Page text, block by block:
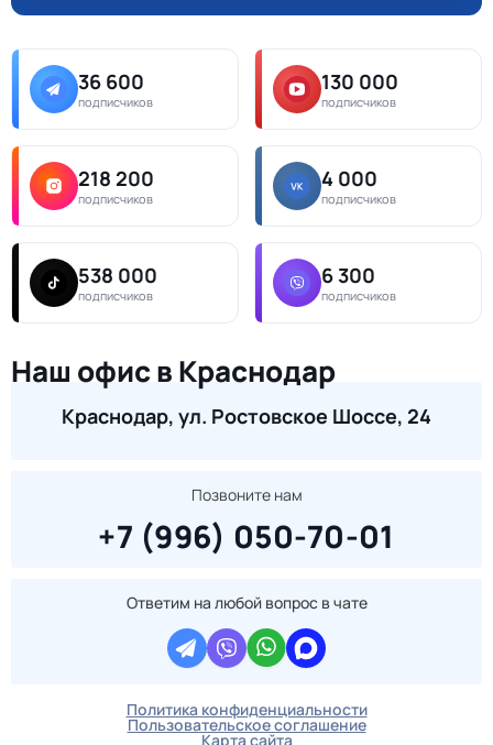
36 600
подписчиков
130 000
подписчиков
218 200
подписчиков
4 000
подписчиков
538 000
подписчиков
6 300
подписчиков
Наш офис в Краснодар
Краснодар, ул. Ростовское Шоссе, 24
Позвоните нам
+7 (996) 050-70-01
Ответим на любой вопрос в чате
Политика конфиденциальности
Пользовательское соглашение
Карта сайта